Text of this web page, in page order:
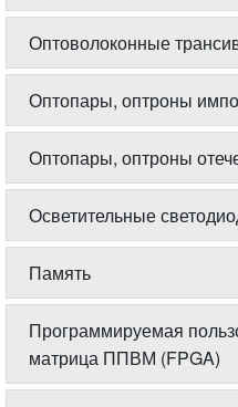
Оптоволоконные
Оптопары, оптроны
Оптопары, оптроны
Осветительные
Память
Программируемая
матрица ППВМ (FPGA)